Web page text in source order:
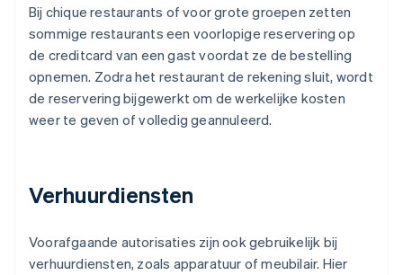
Bij chique restaurants of voor grote groepen zetten
sommige restaurants een voorlopige reservering op
de creditcard van een gast voordat ze de bestelling
opnemen. Zodra het restaurant de rekening sluit, wordt
de reservering bijgewerkt om de werkelijke kosten
weer te geven of volledig geannuleerd.
Verhuurdiensten
Voorafgaande autorisaties zijn ook gebruikelijk bij
verhuurdiensten, zoals apparatuur of meubilair. Hier